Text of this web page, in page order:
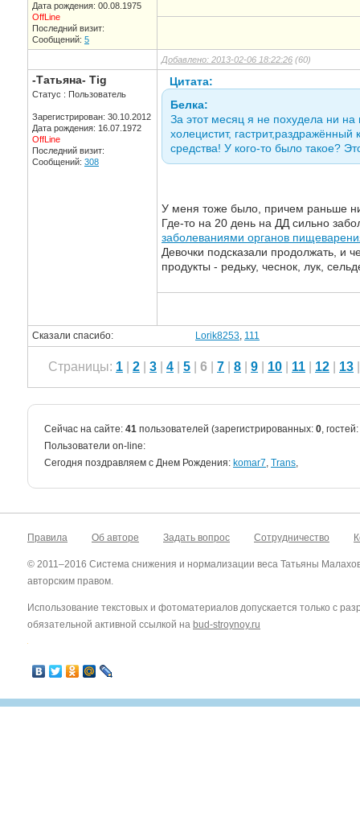
Дата рождения: 00.08.1975
OffLine
Последний визит:
Сообщений: 5
Добавлено: 2013-02-06 18:22:26 (60)
-Татьяна- Tig
Статус : Пользователь
Зарегистрирован: 30.10.2012
Дата рождения: 16.07.1972
OffLine
Последний визит:
Сообщений: 308
Цитата:
Белка:
За этот месяц я не похудела ни
холецистит,
средства! У кого-то было такое?
У меня тоже было, причем раньше
Где-то на 20 день на ДД сильно
заболеваниями органов
Девочки подсказали продолжать, и
продукты - редьку, чеснок, лук,
Сказали спасибо: Lorik8253, 111
Страницы: 1 2 3 4 5 6 7 8 9 10 11 12 13
Сейчас на сайте: 41 пользователей (зарегистрированных: 0, гостей:
Пользователи on-line:
Cегодня поздравляем с Днем Рождения: komar7, Trans,
Правила Об авторе Задать вопрос Сотрудничество
© 2011–2016 Система снижения и нормализации веса Татьяны
авторским правом.
Использование текстовых и фотоматериалов допускается только с
обязательной активной ссылкой на bud-stroynoy.ru